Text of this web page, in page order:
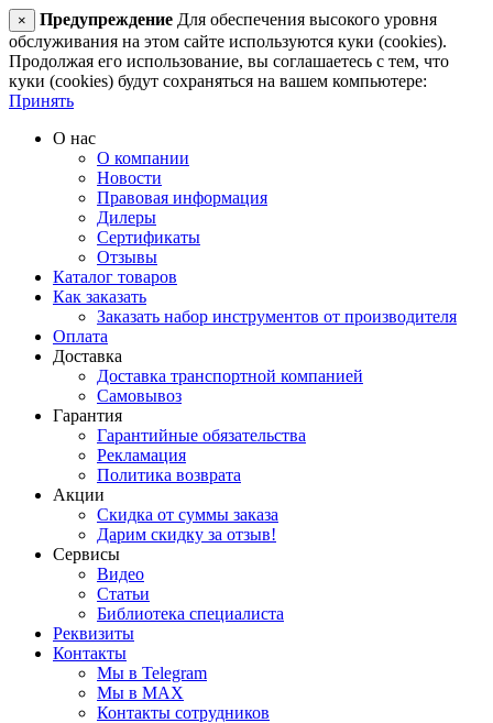
× Предупреждение Для обеспечения высокого уровня
обслуживания на этом сайте используются куки (cookies).
Продолжая его использование, вы соглашаетесь с тем, что
куки (cookies) будут сохраняться на вашем компьютере:
Принять
О нас
О компании
Новости
Правовая информация
Дилеры
Сертификаты
Отзывы
Каталог товаров
Как заказать
Заказать набор инструментов от производителя
Оплата
Доставка
Доставка транспортной компанией
Самовывоз
Гарантия
Гарантийные обязательства
Рекламация
Политика возврата
Акции
Скидка от суммы заказа
Дарим скидку за отзыв!
Сервисы
Видео
Статьи
Библиотека специалиста
Реквизиты
Контакты
Мы в Telegram
Мы в MAX
Контакты сотрудников